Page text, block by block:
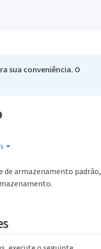
sua conveniência. O
de armazenamento padrão,